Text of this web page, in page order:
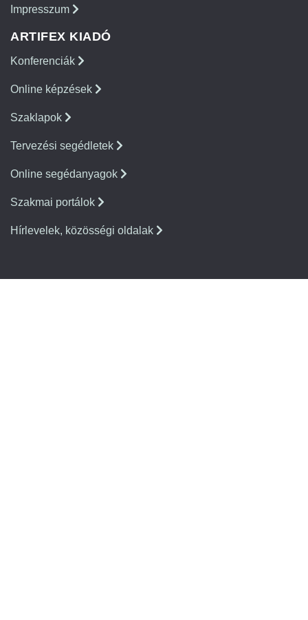
Impresszum
ARTIFEX KIADÓ
Konferenciák
Online képzések
Szaklapok
Tervezési segédletek
Online segédanyagok
Szakmai portálok
Hírlevelek, közösségi oldalak